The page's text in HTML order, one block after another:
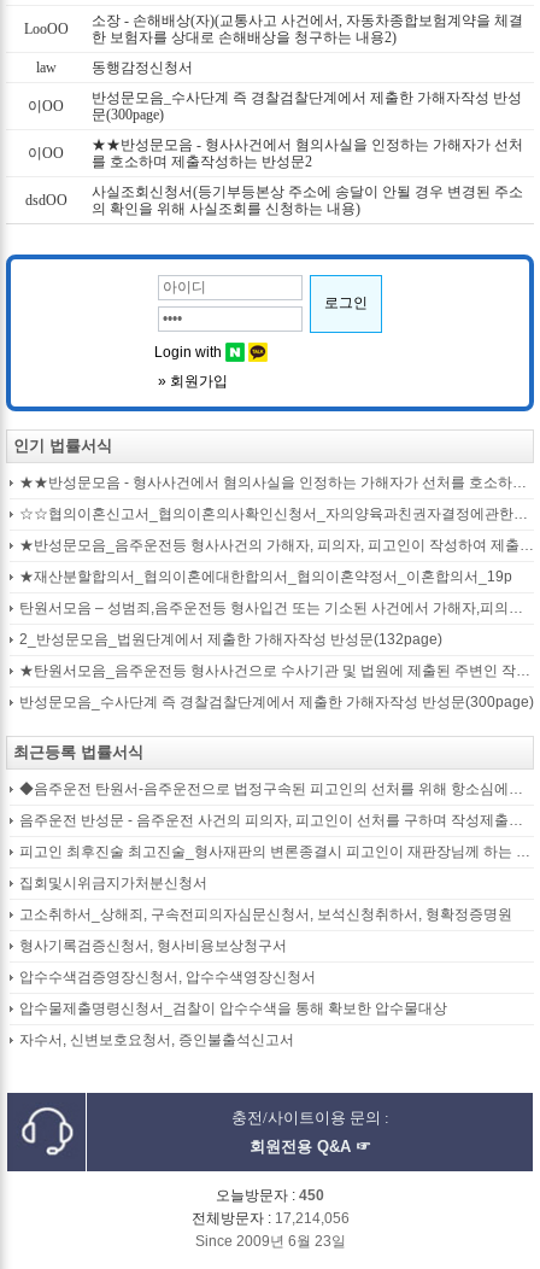
LooOO
소장 - 손해배상(자)(교통사고 사건에서, 자동차종합보험계약을 체결
한 보험자를 상대로 손해배상을 청구하는 내용2)
law
동행감정신청서
이OO
반성문모음_수사단계 즉 경찰검찰단계에서 제출한 가해자작성 반성
문(300page)
이OO
★★반성문모음 - 형사사건에서 혐의사실을 인정하는 가해자가 선처
를 호소하며 제출작성하는 반성문2
dsdOO
사실조회신청서(등기부등본상 주소에 송달이 안될 경우 변경된 주소
의 확인을 위해 사실조회를 신청하는 내용)
로그인
Login with
Naver
» 회원가입
인기 법률서식
★★반성문모음 - 형사사건에서 혐의사실을 인정하는 가해자가 선처를 호소하며 제출작성하는 반성문2
☆☆협의이혼신고서_협의이혼의사확인신청서_자의양육과친권자결정에관한협의서_22p
★반성문모음_음주운전등 형사사건의 가해자, 피의자, 피고인이 작성하여 제출하는 반성문모음(380page)
★재산분할합의서_협의이혼에대한합의서_협의이혼약정서_이혼합의서_19p
탄원서모음 – 성범죄,음주운전등 형사입건 또는 기소된 사건에서 가해자,피의자,피고인을 위하여 선처를 호소하는 내용(지인분들 작성)
2_반성문모음_법원단계에서 제출한 가해자작성 반성문(132page)
★탄원서모음_음주운전등 형사사건으로 수사기관 및 법원에 제출된 주변인 작성 선처호소 탄원서(208page)
반성문모음_수사단계 즉 경찰검찰단계에서 제출한 가해자작성 반성문(300page)
최근등록 법률서식
◆음주운전 탄원서-음주운전으로 법정구속된 피고인의 선처를 위해 항소심에서 제출하는 탄원서(45page)
음주운전 반성문 - 음주운전 사건의 피의자, 피고인이 선처를 구하며 작성제출하는 반성문
피고인 최후진술 최고진술_형사재판의 변론종결시 피고인이 재판장님께 하는 최종진술 의견내용(36페이지)
집회및시위금지가처분신청서
고소취하서_상해죄, 구속전피의자심문신청서, 보석신청취하서, 형확정증명원
형사기록검증신청서, 형사비용보상청구서
압수수색검증영장신청서, 압수수색영장신청서
압수물제출명령신청서_검찰이 압수수색을 통해 확보한 압수물대상
자수서, 신변보호요청서, 증인불출석신고서
충전/사이트이용 문의 :
회원전용 Q&A ☞
오늘방문자 : 450
전체방문자 : 17,214,056
Since 2009년 6월 23일